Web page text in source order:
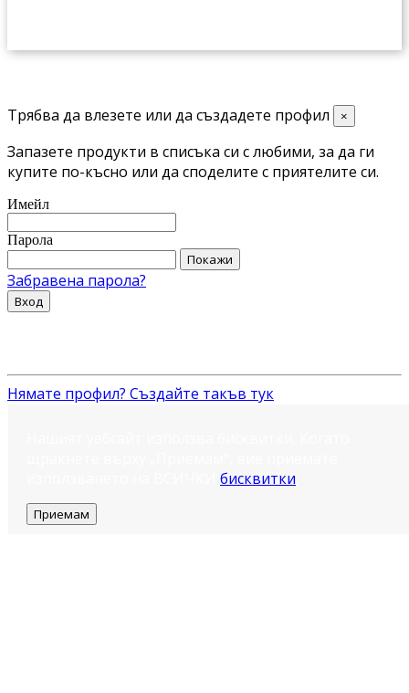
Трябва да влезете или да създадете профил ×
Запазете продукти в списъка си с любими, за да ги
купите по-късно или да споделите с приятелите си.
Имейл
Парола
Покажи
Забравена парола?
Вход
Нямате профил? Създайте такъв тук
бисквитки
Приемам